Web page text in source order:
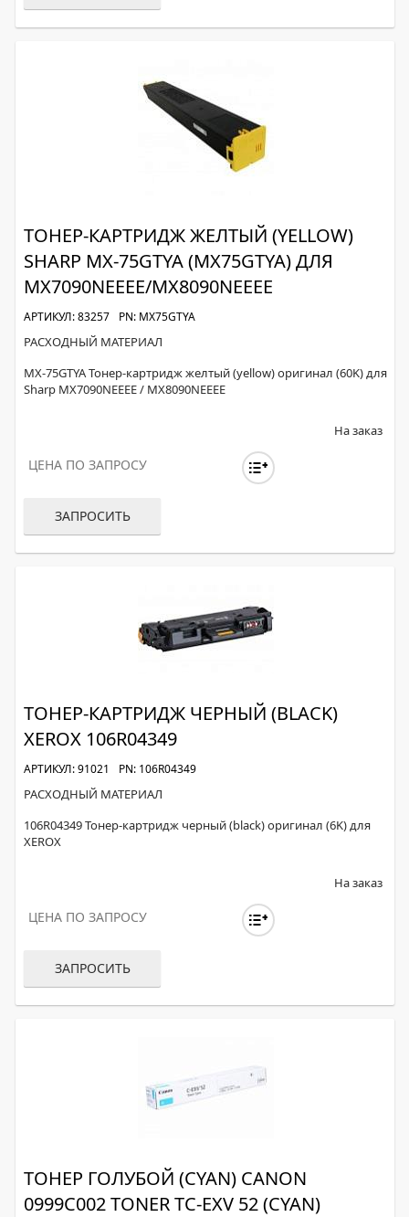
ТОНЕР-КАРТРИДЖ ЖЕЛТЫЙ (YELLOW)
SHARP MX-75GTYA (MX75GTYA) ДЛЯ
MX7090NEEEE/MX8090NEEEE
АРТИКУЛ: 83257 PN: MX75GTYA
РАСХОДНЫЙ МАТЕРИАЛ
MX-75GTYA Тонер-картридж желтый (yellow) оригинал (60K) для
Sharp MX7090NEEEE / MX8090NEEEE
На заказ
ЦЕНА ПО ЗАПРОСУ
ЗАПРОСИТЬ
ТОНЕР-КАРТРИДЖ ЧЕРНЫЙ (BLACK)
XEROX 106R04349
АРТИКУЛ: 91021 PN: 106R04349
РАСХОДНЫЙ МАТЕРИАЛ
106R04349 Тонер-картридж черный (black) оригинал (6K) для
XEROX
На заказ
ЦЕНА ПО ЗАПРОСУ
ЗАПРОСИТЬ
ТОНЕР ГОЛУБОЙ (CYAN) CANON
0999C002 TONER TC-EXV 52 (CYAN)